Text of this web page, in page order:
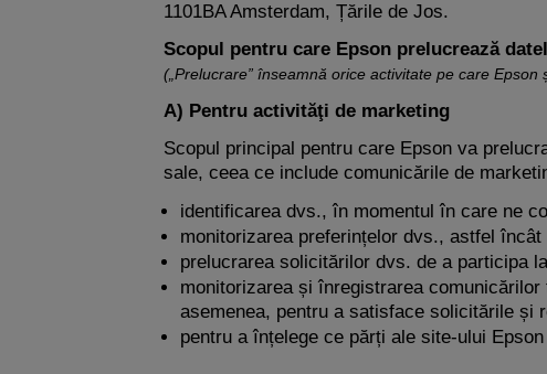
1101BA Amsterdam, Țările de Jos.
Scopul pentru care Epson prelucrează
(„Prelucrare” înseamnă orice activitate pe care
A) Pentru activităţi de marketing
Scopul principal pentru care Epson va
sale, ceea ce include comunicările de
identificarea dvs., în momentul în care ne
monitorizarea preferințelor dvs., astfel
prelucrarea solicitărilor dvs. de a participa
monitorizarea și înregistrarea
asemenea, pentru a satisface solicitările și
pentru a înțelege ce părți ale site-ului